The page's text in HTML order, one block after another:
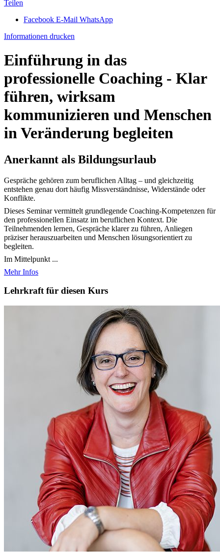
Teilen
Facebook E-Mail WhatsApp
Informationen drucken
Einführung in das
professionelle Coaching - Klar
führen, wirksam
kommunizieren und Menschen
in Veränderung begleiten
Anerkannt als Bildungsurlaub
Gespräche gehören zum beruflichen Alltag – und gleichzeitig
entstehen genau dort häufig Missverständnisse, Widerstände oder
Konflikte.
Dieses Seminar vermittelt grundlegende Coaching-Kompetenzen für
den professionellen Einsatz im beruflichen Kontext. Die
Teilnehmenden lernen, Gespräche klarer zu führen, Anliegen
präziser herauszuarbeiten und Menschen lösungsorientiert zu
begleiten.
Im Mittelpunkt ...
Mehr Infos
Lehrkraft für diesen Kurs